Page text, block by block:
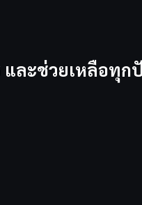
และช่วยเหลือทุ